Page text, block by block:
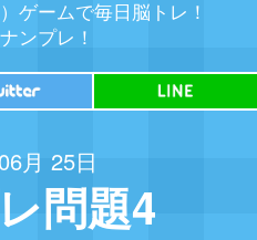
ゲームで毎日脳トレ！
ンプレ！
月 25日
問題4